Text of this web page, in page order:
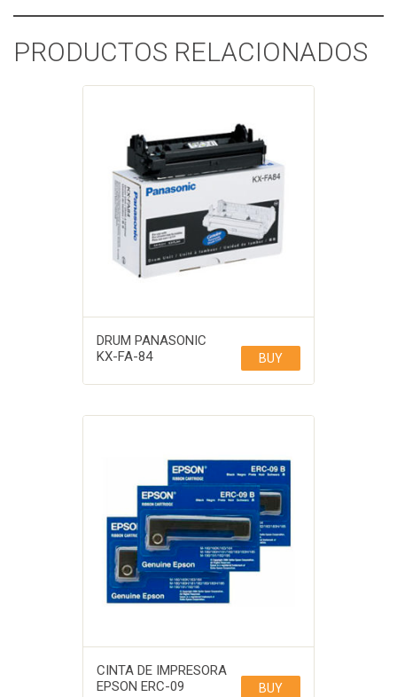
PRODUCTOS RELACIONADOS
DRUM PANASONIC
KX-FA-84
BUY
CINTA DE IMPRESORA
EPSON ERC-09
BUY